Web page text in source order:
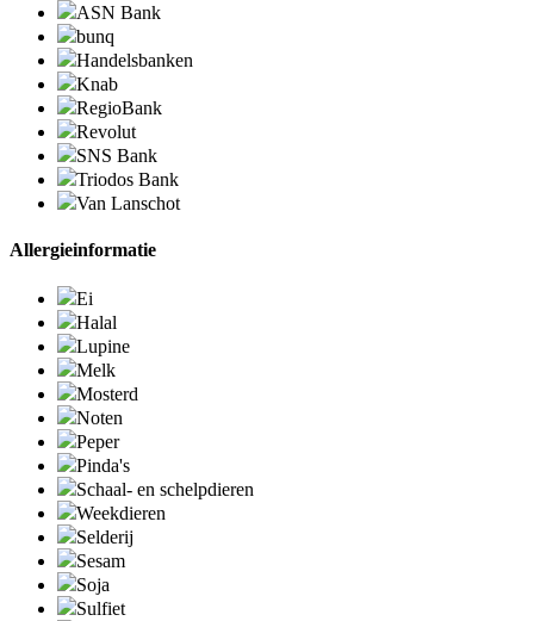
ASN Bank
bunq
Handelsbanken
Knab
RegioBank
Revolut
SNS Bank
Triodos Bank
Van Lanschot
Allergieinformatie
Ei
Halal
Lupine
Melk
Mosterd
Noten
Peper
Pinda's
Schaal- en schelpdieren
Weekdieren
Selderij
Sesam
Soja
Sulfiet